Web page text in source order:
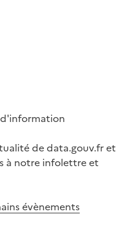
de data.gouv.fr et
à notre infolettre et
évènements